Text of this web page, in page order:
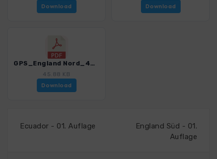
Download
Download
GPS_England Nord_4448_1.pdf
45.88 KB
Download
Ecuador - 01. Auflage
England Süd - 01.
Auflage